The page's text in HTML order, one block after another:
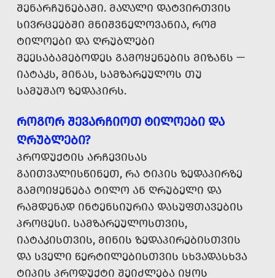
ᲨᲔᲜᲐᲠᲩᲣᲜᲔᲑᲐᲨᲘ. ᲛᲐᲦᲐᲚᲘ ᲓᲐᲢᲕᲘᲠᲗᲕᲘᲡ
ᲡᲘᲕᲠᲪᲔᲔᲑᲨᲘ ᲛᲜᲘᲨᲕᲜᲔᲚᲝᲕᲐᲜᲘᲐ, ᲠᲝᲛ
ᲢᲘᲚᲝᲔᲑᲘ ᲓᲐ ᲦᲠᲣᲑᲚᲔᲑᲘ
ᲨᲔᲔᲡᲐᲑᲐᲛᲔᲑᲝᲓᲔᲡ ᲒᲐᲛᲝᲧᲔᲜᲔᲑᲘᲡ ᲛᲘᲖᲐᲜᲡ —
ᲘᲐᲢᲐᲙᲡ, ᲛᲘᲜᲐᲡ, ᲡᲐᲛᲖᲐᲠᲔᲣᲚᲝᲡ ᲗᲣ
ᲡᲐᲛᲣᲨᲐᲝ ᲖᲔᲓᲐᲞᲘᲠᲡ.
ᲠᲝᲒᲝᲠ ᲨᲔᲕᲐᲠᲩᲘᲝᲗ ᲢᲘᲚᲝᲔᲑᲘ ᲓᲐ
ᲦᲠᲣᲑᲚᲔᲑᲘ?
ᲞᲠᲝᲓᲣᲥᲢᲘᲡ ᲐᲠᲩᲔᲕᲘᲡᲐᲡ
ᲒᲐᲘᲗᲕᲐᲚᲘᲡᲬᲘᲜᲔᲗ, ᲠᲐ ᲢᲘᲞᲘᲡ ᲖᲔᲓᲐᲞᲘᲠᲖᲔ
ᲒᲐᲛᲝᲘᲧᲔᲜᲔᲑᲐ ᲢᲘᲚᲝ ᲐᲜ ᲦᲠᲣᲑᲔᲚᲘ ᲓᲐ
ᲠᲐᲛᲓᲔᲜᲐᲓ ᲘᲜᲢᲔᲜᲡᲘᲣᲠᲘᲐ ᲓᲐᲡᲣᲤᲗᲐᲕᲔᲑᲘᲡ
ᲞᲠᲝᲪᲔᲡᲘ. ᲡᲐᲛᲖᲐᲠᲔᲣᲚᲝᲡᲗᲕᲘᲡ,
ᲘᲐᲢᲐᲙᲘᲡᲗᲕᲘᲡ, ᲛᲘᲜᲘᲡ ᲖᲔᲓᲐᲞᲘᲠᲔᲑᲘᲡᲗᲕᲘᲡ
ᲓᲐ ᲡᲕᲔᲚᲘ ᲬᲔᲠᲢᲘᲚᲔᲑᲘᲡᲗᲕᲘᲡ ᲡᲮᲕᲐᲓᲐᲡᲮᲕᲐ
ᲢᲘᲞᲘᲡ ᲞᲠᲝᲓᲣᲥᲢᲘ ᲨᲔᲘᲫᲚᲔᲑᲐ ᲘᲧᲝᲡ